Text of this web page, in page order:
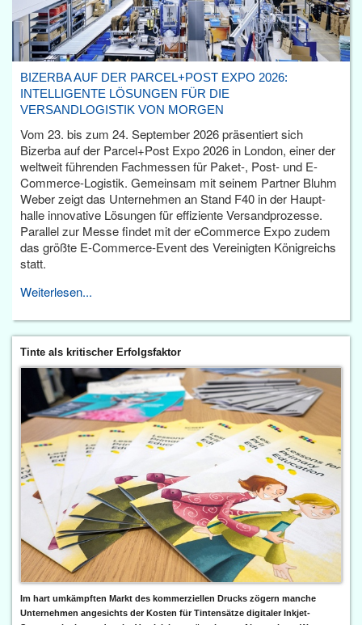
BIZERBA AUF DER PARCEL+POST EXPO 2026:
INTELLIGENTE LÖSUNGEN FÜR DIE
VERSANDLOGISTIK VON MORGEN
Vom 23. bis zum 24. September 2026 präsentiert sich
Bizerba auf der Parcel+Post Expo 2026 in London, einer der
weltweit führenden Fachmessen für Paket-, Post- und E-
Commerce-Logistik. Gemeinsam mit seinem Partner Bluhm
Weber zeigt das Unternehmen an Stand F40 in der Haupt­
halle innovative Lösungen für effiziente Versandprozesse.
Parallel zur Messe findet mit der eCommerce Expo zudem
das größte E-Commerce-Event des Vereinigten Königreichs
statt.
Weiterlesen...
Tinte als kritischer Erfolgsfaktor
Im hart umkämpften Markt des kommerziellen Drucks zögern manche
Unternehmen angesichts der Kosten für Tintensätze digitaler Inkjet-